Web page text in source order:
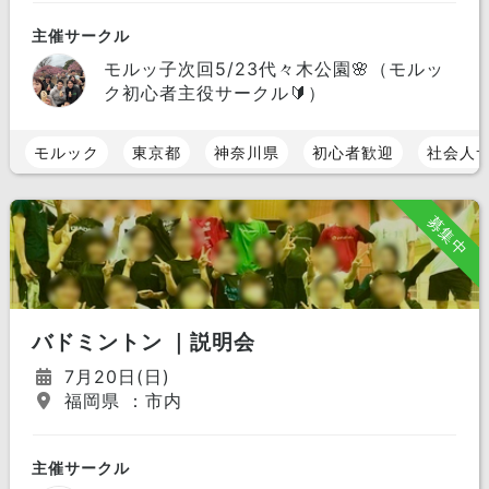
主催サークル
モルッ子次回5/23代々木公園🌸（モルッ
ク初心者主役サークル🔰）
モルック 東京都 神奈川県 初心者歓迎 社会人
募集中
バドミントン ｜説明会
7月20日(日)
福岡県 ：市内
主催サークル